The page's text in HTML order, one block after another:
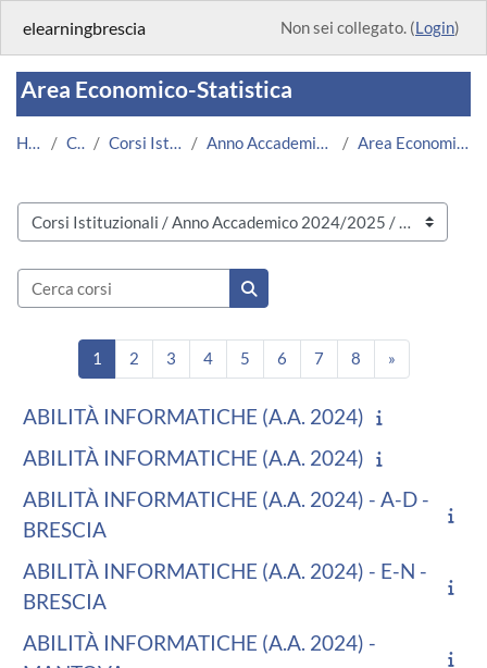
elearningbrescia Non sei collegato. (Login)
Area Economico-Statistica
Home Corsi Corsi Istituzionali Anno Accademico 2024/2025 Area Economico-Statistica
Categorie di corso
Cerca corsi
Cerca corsi
1 Pagina 1
2Pagina 2
3Pagina 3
4Pagina 4
5Pagina 5
6Pagina 6
7Pagina 7
8Pagina 8
»Pagina
ABILITÀ INFORMATICHE (A.A. 2024)
ABILITÀ INFORMATICHE (A.A. 2024)
ABILITÀ INFORMATICHE (A.A. 2024) - A-D -
BRESCIA
ABILITÀ INFORMATICHE (A.A. 2024) - E-N -
BRESCIA
ABILITÀ INFORMATICHE (A.A. 2024) -